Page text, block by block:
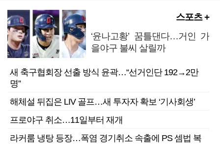
스포츠 +
‘윤나고황’ 꿈틀댄다…거인 가
을야구 불씨 살릴까
새 축구협회장 선출 방식 윤곽…“선거인단 192→2만
명”
해체설 뒤집은 LIV 골프…새 투자자 확보 ‘기사회생’
프로야구 취소…11일부터 재개
라커룸 냉탕 등장…폭염 경기취소 속출에 PS 셈법 복